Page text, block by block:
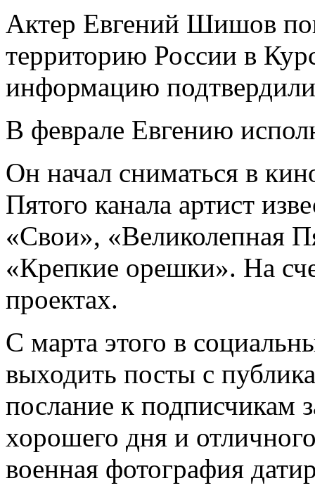
Актер Евгений Шишов
территорию России в
информацию
В феврале Евгению
Он начал сниматься в
Пятого канала артист
«Свои», «Великолепная
«Крепкие орешки». На
проектах.
С марта этого в
выходить посты с
послание к подписчикам
хорошего дня и
военная фотография